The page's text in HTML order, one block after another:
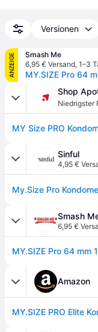
Versionen
ANZEIGE
Smash Me
6,95 € Versand, 1–3
MY.SIZE Pro 64
Shop
Niedrigster
MY Size PRO
Sinful
4,95 €
Smash
6,95 €
MY.SIZE Pro 64 mm
Amazon